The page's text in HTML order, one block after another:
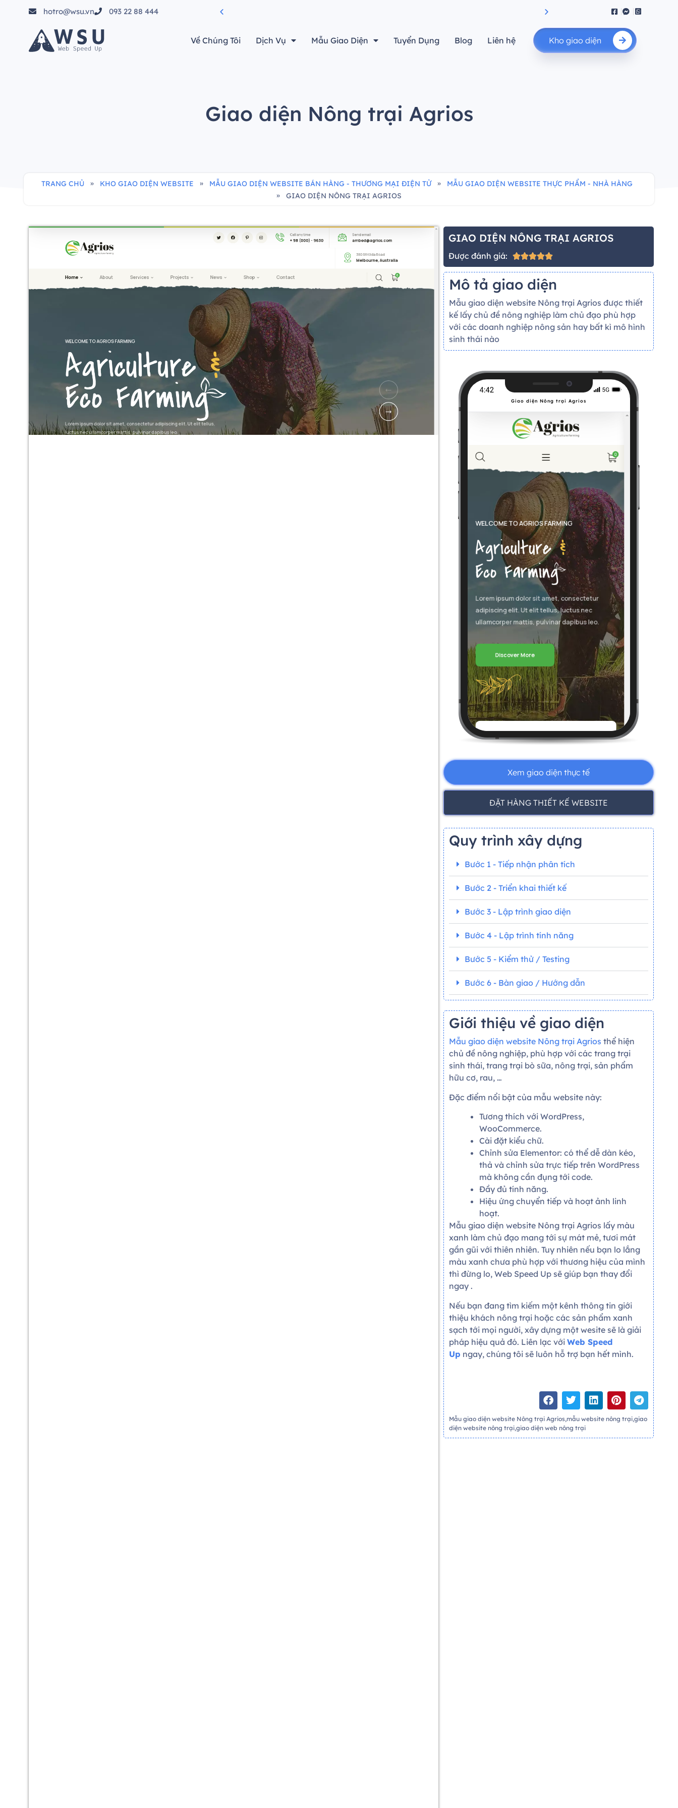
hotro@wsu.vn
093 22 88 444
Về Chúng Tôi Dịch Vụ Mẫu Giao Diện Tuyển Dụng Blog Liên hệ Kho giao diện
Giao diện Nông trại Agrios
TRANG CHỦ » KHO GIAO DIỆN WEBSITE » MẪU GIAO DIỆN WEBSITE BÁN HÀNG - THƯƠNG MẠI ĐIỆN TỬ »
MẪU GIAO DIỆN WEBSITE THỰC PHẨM - NHÀ HÀNG
»
GIAO DIỆN NÔNG TRẠI AGRIOS
GIAO DIỆN NÔNG TRẠI AGRIOS
Được đánh giá: 
Mô tả giao diện
Mẫu giao diện website Nông trại Agrios được thiết
kế lấy chủ đề nông nghiệp làm chủ đạo phù hợp
với các doanh nghiệp nông sản hay bất kì mô hình
sinh thái nào
Giao diện Nông trại Agrios
Xem giao diện thực tế
ĐẶT HÀNG THIẾT KẾ WEBSITE
Quy trình xây dựng
Bước 1 - Tiếp nhận phân tích
Bước 2 - Triển khai thiết kế
Bước 3 - Lập trình giao diện
Bước 4 - Lập trình tính năng
Bước 5 - Kiểm thử / Testing
Bước 6 - Bàn giao / Hướng dẫn
Giới thiệu về giao diện
Mẫu giao diện website Nông trại Agriosthể hiện
chủ đề nông nghiệp, phù hợp với các trang trại
sinh thái, trang trại bò sữa, nông trại, sản phẩm
hữu cơ, rau, …
Đặc điểm nổi bật của mẫu website này:
Tương thích với WordPress,
WooCommerce.
Cài đặt kiểu chữ.
Chỉnh sửa Elementor: có thể dễ dàn kéo,
thả và chỉnh sửa trực tiếp trên WordPress
mà không cần đụng tới code.
Đầy đủ tính năng.
Hiệu ứng chuyển tiếp và hoạt ảnh linh
hoạt.
Mẫu giao diện website Nông trại Agrios lấy màu
xanh làm chủ đạo mang tới sự mát mẻ, tươi mát
gần gũi với thiên nhiên. Tuy nhiên nếu bạn lo lắng
màu xanh chưa phù hợp với thương hiệu của mình
thì đừng lo, Web Speed Up sẽ giúp bạn thay đổi
ngay .
Nếu bạn đang tìm kiếm một kênh thông tin giới
thiệu khách nông trại hoặc các sản phẩm xanh
sạch tới mọi người, xây dựng một wesite sẽ là giải
pháp hiệu quả đó. Liên lạc vớiWeb Speed
Up ngay, chúng tôi sẽ luôn hỗ trợ bạn hết mình.
Mẫu giao diện website Nông trại Agrios,mẫu website nông trại,giao
diện website nông trại,giao diện web nông trại